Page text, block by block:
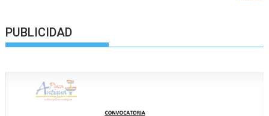
PUBLICIDAD